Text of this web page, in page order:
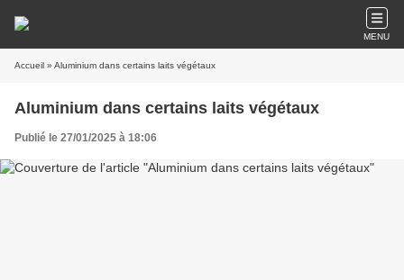
MENU
Accueil » Aluminium dans certains laits végétaux
Aluminium dans certains laits végétaux
Publié le 27/01/2025 à 18:06